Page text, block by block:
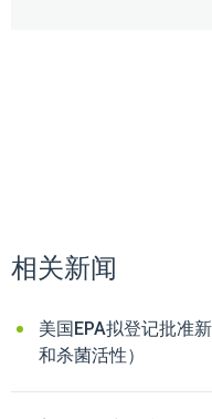
相关新闻
美国EPA拟登记批准
和杀菌活性）